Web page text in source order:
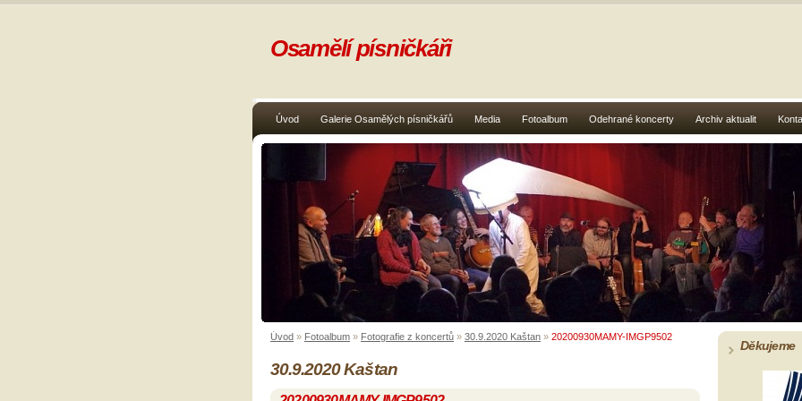
Úvod Galerie Osamělých písničkářů Media Fotoalbum Odehrané koncerty Archiv aktualit
Osamělí písničkáři
Úvod » Fotoalbum » Fotografie z koncertů » 30.9.2020 Kaštan » 20200930MAMY-IMGP9502
30.9.2020 Kaštan
Děkujeme